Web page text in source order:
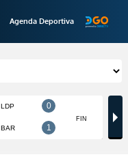
Agenda Deportiva